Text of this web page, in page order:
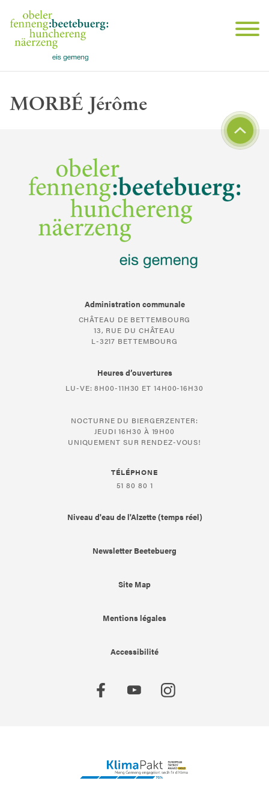
MORBÉ Jérôme
Administration communale
CHÂTEAU DE BETTEMBOURG
13, RUE DU CHÂTEAU
L-3217 BETTEMBOURG
Heures d’ouvertures
LU-VE: 8H00-11H30 ET 14H00-16H30
NOCTURNE DU BIERGERZENTER:
JEUDI 16H30 À 19H00
UNIQUEMENT SUR RENDEZ-VOUS!
TÉLÉPHONE
51 80 80 1
Niveau d'eau de l'Alzette (temps réel)
Newsletter Beetebuerg
Site Map
Mentions légales
Accessibilité